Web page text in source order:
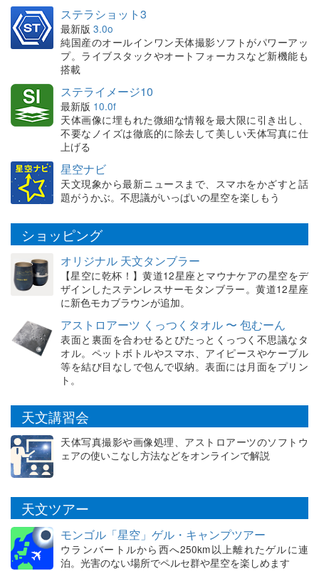
ステラショット3
最新版 3.0o
純国産のオールインワン天体撮影ソフトがパワーアッ
プ。ライブスタックやオートフォーカスなど新機能も
搭載
ステライメージ10
最新版 10.0f
天体画像に埋もれた微細な情報を最大限に引き出し、
不要なノイズは徹底的に除去して美しい天体写真に仕
上げる
星空ナビ
天文現象から最新ニュースまで、スマホをかざすと話
題がうかぶ。不思議がいっぱいの星空を楽しもう
ショッピング
オリジナル 天文タンブラー
【星空に乾杯！】黄道12星座とマウナケアの星空をデ
ザインしたステンレスサーモタンブラー。黄道12星座
に新色モカブラウンが追加。
アストロアーツ くっつくタオル 〜 包むーん
表面と裏面を合わせるとぴたっとくっつく不思議なタ
オル。ペットボトルやスマホ、アイピースやケーブル
等を結び目なしで包んで収納。表面には月面をプリン
ト。
天文講習会
天体写真撮影や画像処理、アストロアーツのソフトウ
ェアの使いこなし方法などをオンラインで解説
天文ツアー
モンゴル「星空」ゲル・キャンプツアー
ウランバートルから西へ250km以上離れたゲルに連
泊。光害のない場所でペルセ群や星空を楽しめます